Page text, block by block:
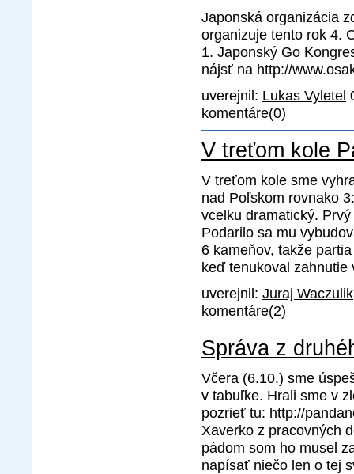
Japonská organizácia
organizuje tento rok 4.
1. Japonský Go
nájsť na http://
uverejnil: Lukas Vyletel
komentáre(0)
V treťom kole
V treťom kole sme
nad Poľskom rovnako
vcelku dramatický.
Podarilo sa mu
6 kameňov, takže
keď tenukoval zahnutie
uverejnil: Juraj Waczulik
komentáre(2)
Správa z
Včera (6.10.) sme
v tabuľke. Hrali sme v
pozrieť tu: http://
Xaverko z pracovných
pádom som ho musel
napísať niečo len o tej